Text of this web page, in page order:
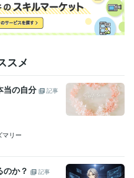
スメ
当の自分
記事
リー
か？
記事